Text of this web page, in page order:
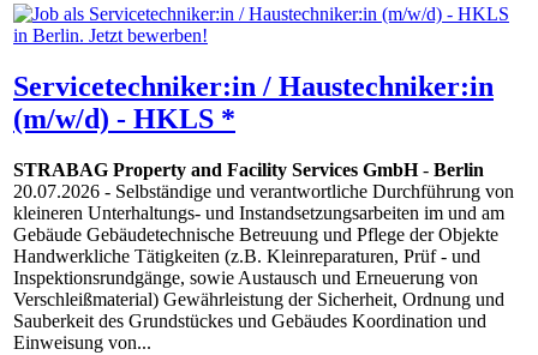
Servicetechniker:in / Haustechniker:in
(m/w/d) - HKLS *
STRABAG Property and Facility Services GmbH- Berlin
20.07.2026 - Selbständige und verantwortliche Durchführung von
kleineren Unterhaltungs- und Instandsetzungsarbeiten im und am
Gebäude Gebäudetechnische Betreuung und Pflege der Objekte
Handwerkliche Tätigkeiten (z.B. Kleinreparaturen, Prüf - und
Inspektionsrundgänge, sowie Austausch und Erneuerung von
Verschleißmaterial) Gewährleistung der Sicherheit, Ordnung und
Sauberkeit des Grundstückes und Gebäudes Koordination und
Einweisung von...